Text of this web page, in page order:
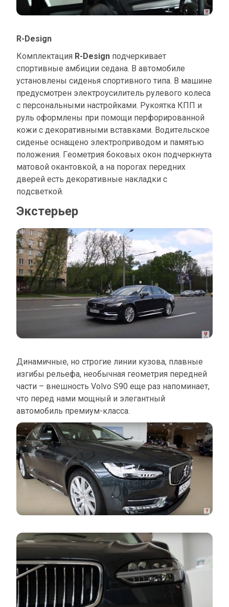
R-Design
Комплектация R-Design подчеркивает
спортивные амбиции седана. В автомобиле
установлены сиденья спортивного типа. В машине
предусмотрен электроусилитель рулевого колеса
с персональными настройками. Рукоятка КПП и
руль оформлены при помощи перфорированной
кожи с декоративными вставками. Водительское
сиденье оснащено электроприводом и памятью
положения. Геометрия боковых окон подчеркнута
матовой окантовкой, а на порогах передних
дверей есть декоративные накладки с
подсветкой.
Экстерьер
Динамичные, но строгие линии кузова, плавные
изгибы рельефа, необычная геометрия передней
части – внешность Volvo S90 еще раз напоминает,
что перед нами мощный и элегантный
автомобиль премиум-класса.